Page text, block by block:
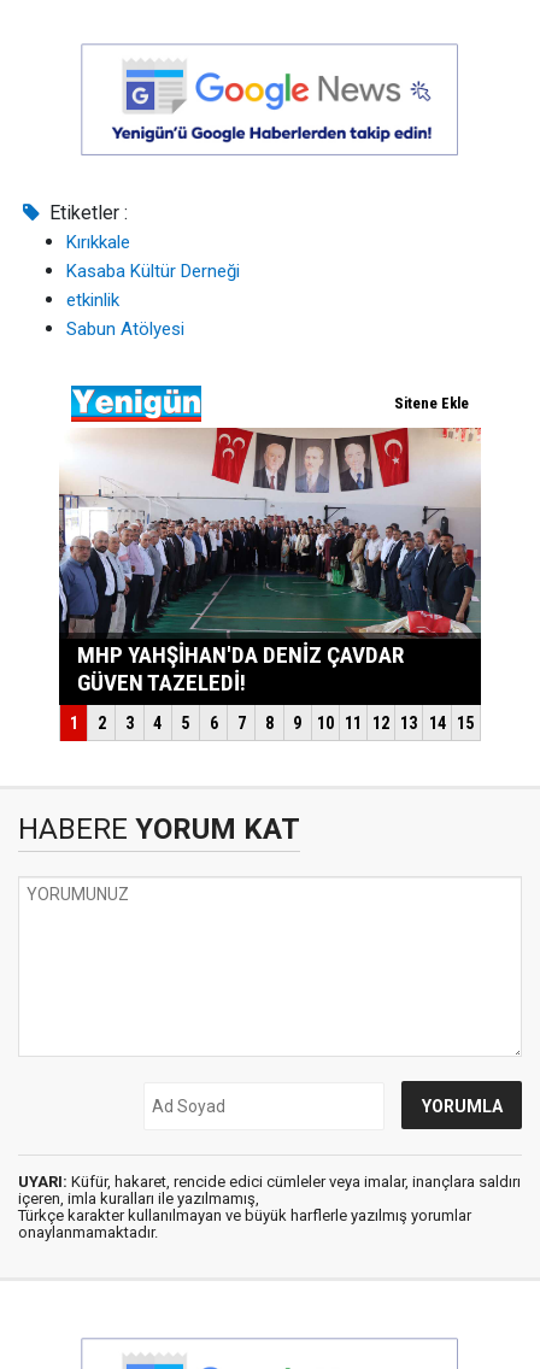
Etiketler :
Kırıkkale
Kasaba Kültür Derneği
etkinlik
Sabun Atölyesi
HABERE YORUM KAT
UYARI: Küfür, hakaret, rencide edici cümleler veya imalar, inançlara saldırı
içeren, imla kuralları ile yazılmamış,
Türkçe karakter kullanılmayan ve büyük harflerle yazılmış yorumlar
onaylanmamaktadır.